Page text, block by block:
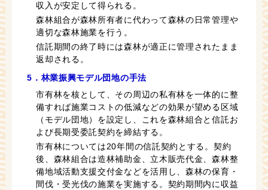
収入が安定して得られる。
森林組合が森林所有者に代わって森林の日常管理や
適切な森林施業を行う。
信託期間の終了時には森林が適正に管理されたまま
返却される。
5．林業振興モデル団地の手法
市有林を核として、その周辺の私有林を一体的に整
備すれば施業コストの低減などの効果が望める区域
（モデル団地）を設定し、これを森林組合と信託お
よび長期受委託契約を締結する。
市有林については20年間の信託契約とする。契約
後、森林組合は造林補助金、立木販売代金、森林整
備地域活動支援交付金などを活用し、森林の保育・
間伐・受光伐の施業を実施する。契約期間内に収益